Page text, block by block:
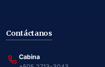
Contáctanos
Cabina